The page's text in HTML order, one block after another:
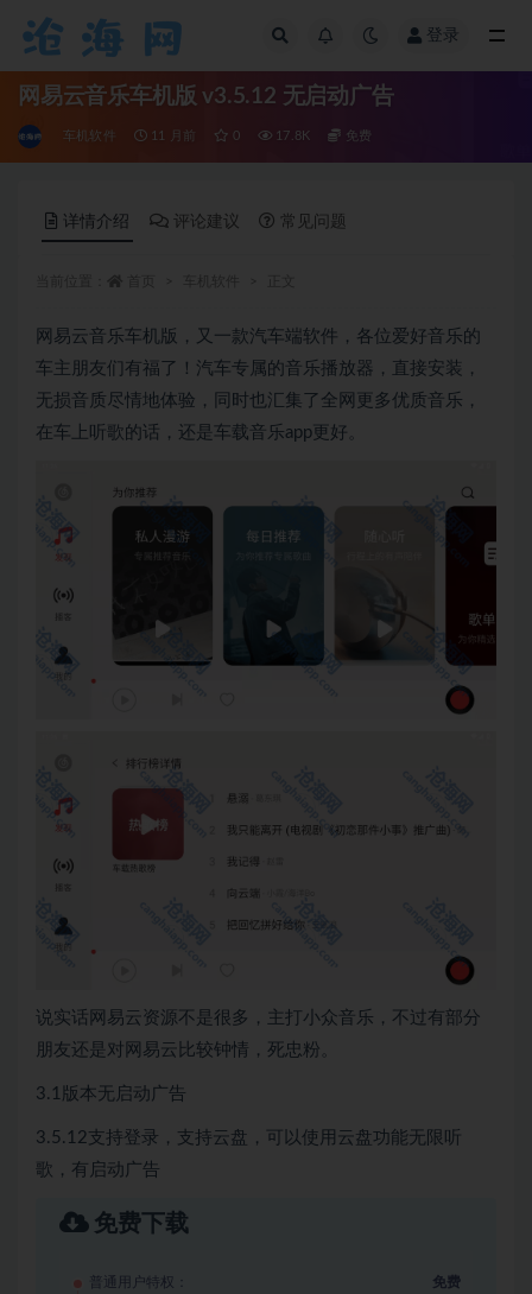
登录
网易云音乐车机版 v3.5.12 无启动广告
车机软件 11 月前 0 17.8K 免费
详情介绍 评论建议 常见问题
网易云音乐车机版，又一款汽车端软件，各位爱好音乐的
车主朋友们有福了！汽车专属的音乐播放器，直接安装，
无损音质尽情地体验，同时也汇集了全网更多优质音乐，
在车上听歌的话，还是车载音乐app更好。
说实话网易云资源不是很多，主打小众音乐，不过有部分
朋友还是对网易云比较钟情，死忠粉。
3.1版本无启动广告
3.5.12支持登录，支持云盘，可以使用云盘功能无限听
歌，有启动广告
免费下载
普通用户特权： 免费